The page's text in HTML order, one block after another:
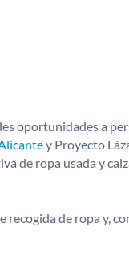
oportunidades a
y Proyecto
de ropa usada y
recogida de ropa y,